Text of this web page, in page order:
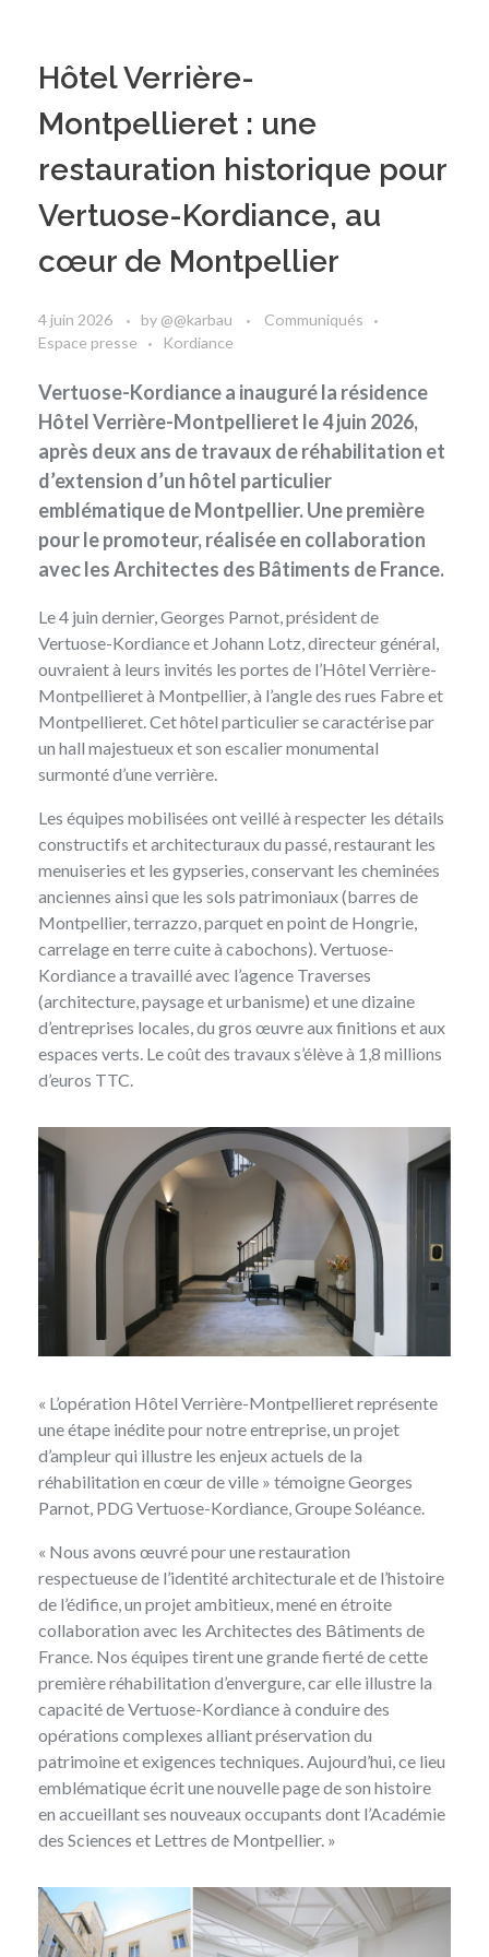
Hôtel Verrière-
Montpellieret : une
restauration historique pour
Vertuose-Kordiance, au
cœur de Montpellier
4 juin 2026 by @@karbau
Communiqués
Espace presse
Kordiance
Vertuose-Kordiance a inauguré la résidence
Hôtel Verrière-Montpellieret le 4 juin 2026,
après deux ans de travaux de réhabilitation et
d’extension d’un hôtel particulier
emblématique de Montpellier. Une première
pour le promoteur, réalisée en collaboration
avec les Architectes des Bâtiments de France.
Le 4 juin dernier, Georges Parnot, président de
Vertuose-Kordiance et Johann Lotz, directeur général,
ouvraient à leurs invités les portes de l’Hôtel Verrière-
Montpellieret à Montpellier, à l’angle des rues Fabre et
Montpellieret. Cet hôtel particulier se caractérise par
un hall majestueux et son escalier monumental
surmonté d’une verrière.
Les équipes mobilisées ont veillé à respecter les détails
constructifs et architecturaux du passé, restaurant les
menuiseries et les gypseries, conservant les cheminées
anciennes ainsi que les sols patrimoniaux (barres de
Montpellier, terrazzo, parquet en point de Hongrie,
carrelage en terre cuite à cabochons). Vertuose-
Kordiancea travaillé avec l’agence Traverses
(architecture, paysage et urbanisme) et une dizaine
d’entreprises locales, du gros œuvre aux finitions et aux
espaces verts. Le coût des travaux s’élève à 1,8 millions
d’euros TTC.
« L’opération Hôtel Verrière-Montpellieret représente
une étape inédite pour notre entreprise, un projet
d’ampleur qui illustre les enjeux actuels de la
réhabilitation en cœur de ville » témoigne Georges
Parnot, PDG Vertuose-Kordiance, Groupe Soléance.
« Nous avons œuvré pour une restauration
respectueuse de l’identité architecturale et de l’histoire
de l’édifice, un projet ambitieux, mené en étroite
collaboration avec les Architectes des Bâtiments de
France. Nos équipes tirent une grande fierté de cette
première réhabilitation d’envergure, car elle illustre la
capacité de Vertuose-Kordiance à conduire des
opérations complexes alliant préservation du
patrimoine et exigences techniques. Aujourd’hui, ce lieu
emblématique écrit une nouvelle page de son histoire
en accueillant ses nouveaux occupants dont l’Académie
des Sciences et Lettres de Montpellier. »